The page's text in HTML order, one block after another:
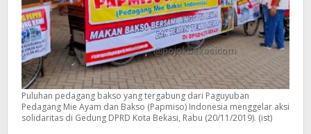
Puluhan pedagang bakso yang tergabung dari Paguyuban
Pedagang Mie Ayam dan Bakso (Papmiso) Indonesia menggelar aksi
solidaritas di Gedung DPRD Kota Bekasi, Rabu (20/11/2019). (ist)